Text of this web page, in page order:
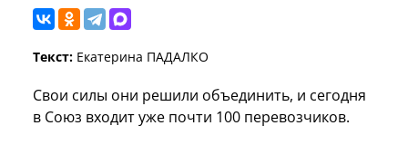
Текст: Екатерина ПАДАЛКО
Свои силы они решили объединить, и сегодня
в Союз входит уже почти 100 перевозчиков.